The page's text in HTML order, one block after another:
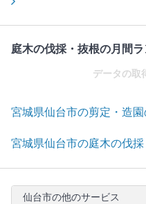
庭木の伐採・抜根の月間
データの取
宮城県仙台市の剪定・造
宮城県仙台市の庭木の伐
仙台市の他のサービス